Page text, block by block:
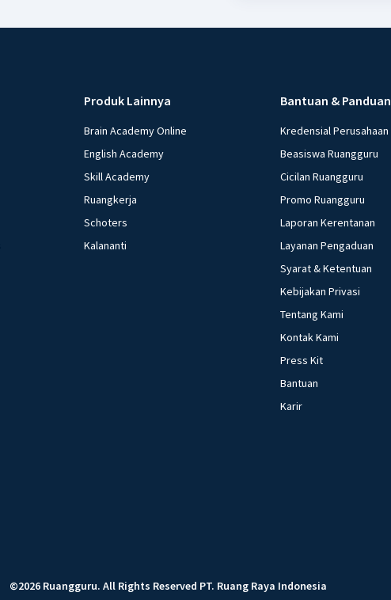
Produk Lainnya
Brain Academy Online
English Academy
Skill Academy
Ruangkerja
Schoters
Kalananti
Bantuan & Panduan
Kredensial Perusahaan
Beasiswa Ruangguru
Cicilan Ruangguru
Promo Ruangguru
Laporan Kerentanan
Layanan Pengaduan
Syarat & Ketentuan
Kebijakan Privasi
Tentang Kami
Kontak Kami
Press Kit
Bantuan
Karir
©2026 Ruangguru. All Rights Reserved PT. Ruang Raya Indonesia